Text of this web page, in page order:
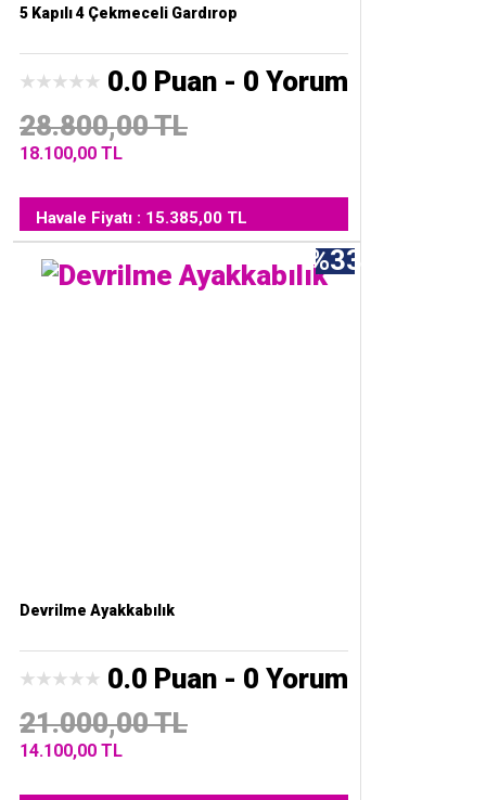
5 Kapılı 4 Çekmeceli Gardırop
0.0 Puan - 0 Yorum
28.800,00 TL
18.100,00 TL
Havale Fiyatı : 15.385,00 TL
%33
Devrilme Ayakkabılık
0.0 Puan - 0 Yorum
21.000,00 TL
14.100,00 TL